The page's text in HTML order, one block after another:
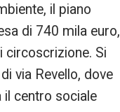
il piano
di 740 mila euro,
circoscrizione. Si
via Revello, dove
il centro sociale